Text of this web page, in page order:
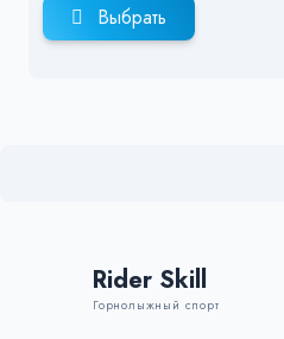
Выбрать
Rider Skill
Горнолыжный спорт